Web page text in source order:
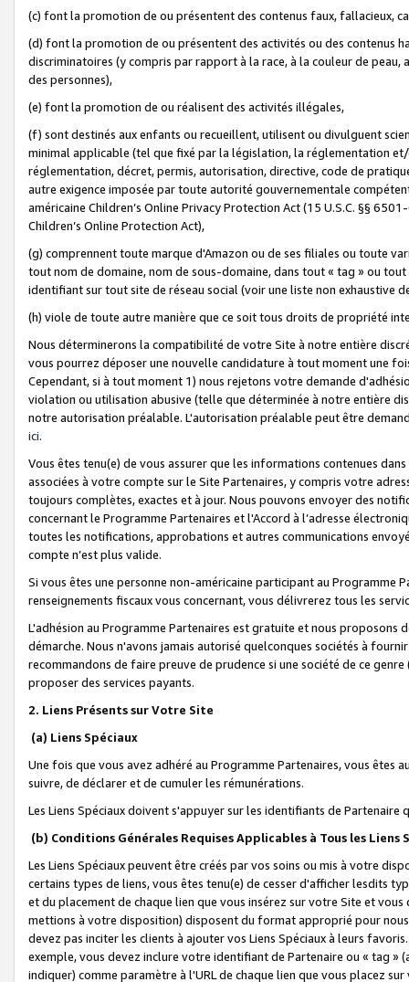
(c) font la promotion de ou présentent des contenus faux, fallacieux,
(d) font la promotion de ou présentent des activités ou des contenus
discriminatoires (y compris par rapport à la race, à la couleur de
des personnes),
(e) font la promotion de ou réalisent des activités illégales,
(f) sont destinés aux enfants ou recueillent, utilisent ou divulguent
minimal applicable (tel que fixé par la législation, la réglementation
réglementation, décret, permis, autorisation, directive, code de
autre exigence imposée par toute autorité gouvernementale
américaine Children’s Online Privacy Protection Act (15 U.S.C. §§
Children’s Online Protection Act),
(g) comprennent toute marque d'Amazon ou de ses filiales ou toute
tout nom de domaine, nom de sous-domaine, dans tout « tag » ou
identifiant sur tout site de réseau social (voir une liste non exhaustive
(h) viole de toute autre manière que ce soit tous droits de propriété
Nous déterminerons la compatibilité de votre Site à notre entière
vous pourrez déposer une nouvelle candidature à tout moment une
Cependant, si à tout moment 1) nous rejetons votre demande
violation ou utilisation abusive (telle que déterminée à notre entière
notre autorisation préalable. L'autorisation préalable peut être
ici.
Vous êtes tenu(e) de vous assurer que les informations contenues
associées à votre compte sur le Site Partenaires, y compris votre
toujours complètes, exactes et à jour. Nous pouvons envoyer des
concernant le Programme Partenaires et l'Accord à l’adresse
toutes les notifications, approbations et autres communications
compte n’est plus valide.
Si vous êtes une personne non-américaine participant au
renseignements fiscaux vous concernant, vous délivrerez tous les
L'adhésion au Programme Partenaires est gratuite et nous proposons
démarche. Nous n'avons jamais autorisé quelconques sociétés à
recommandons de faire preuve de prudence si une société de ce
proposer des services payants.
2. Liens Présents sur Votre Site
(a) Liens Spéciaux
Une fois que vous avez adhéré au Programme Partenaires, vous êtes
suivre, de déclarer et de cumuler les rémunérations.
Les Liens Spéciaux doivent s'appuyer sur les identifiants de Partenaire
(b) Conditions Générales Requises Applicables à Tous les Liens
Les Liens Spéciaux peuvent être créés par vos soins ou mis à votre
certains types de liens, vous êtes tenu(e) de cesser d'afficher lesdits
et du placement de chaque lien que vous insérez sur votre Site et
mettions à votre disposition) disposent du format approprié pour
devez pas inciter les clients à ajouter vos Liens Spéciaux à leurs
exemple, vous devez inclure votre identifiant de Partenaire ou « tag
indiquer) comme paramètre à l'URL de chaque lien que vous placez